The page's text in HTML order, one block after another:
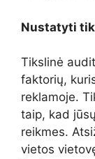
Nustatyti
Tikslinė
faktorių,
reklamoje.
taip, kad
reikmes.
vietos